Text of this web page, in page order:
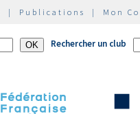
| Publications | Mon
Rechercher un club